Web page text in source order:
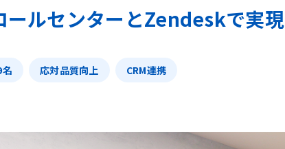
ルセンターとZendeskで実現
応対品質向上 CRM連携